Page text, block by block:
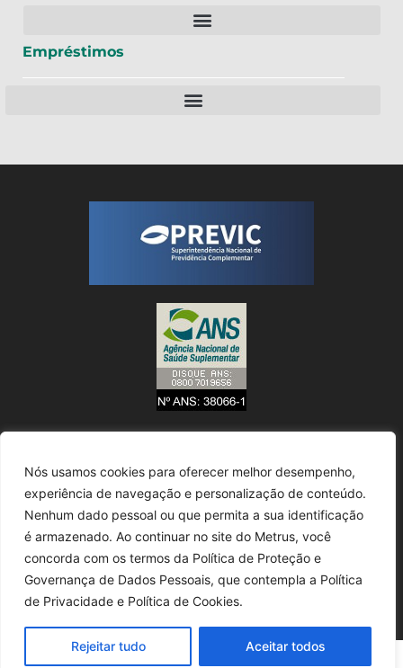
Nós usamos cookies para oferecer melhor desempenho,
experiência de navegação e personalização de conteúdo.
Nenhum dado pessoal ou que permita a sua identificação
é armazenado. Ao continuar no site do Metrus, você
concorda com os termos da Política de Proteção e
Governança de Dados Pessoais, que contempla a Política
de Privacidade e Política de Cookies.
Rejeitar tudo Aceitar todos
Empréstimos